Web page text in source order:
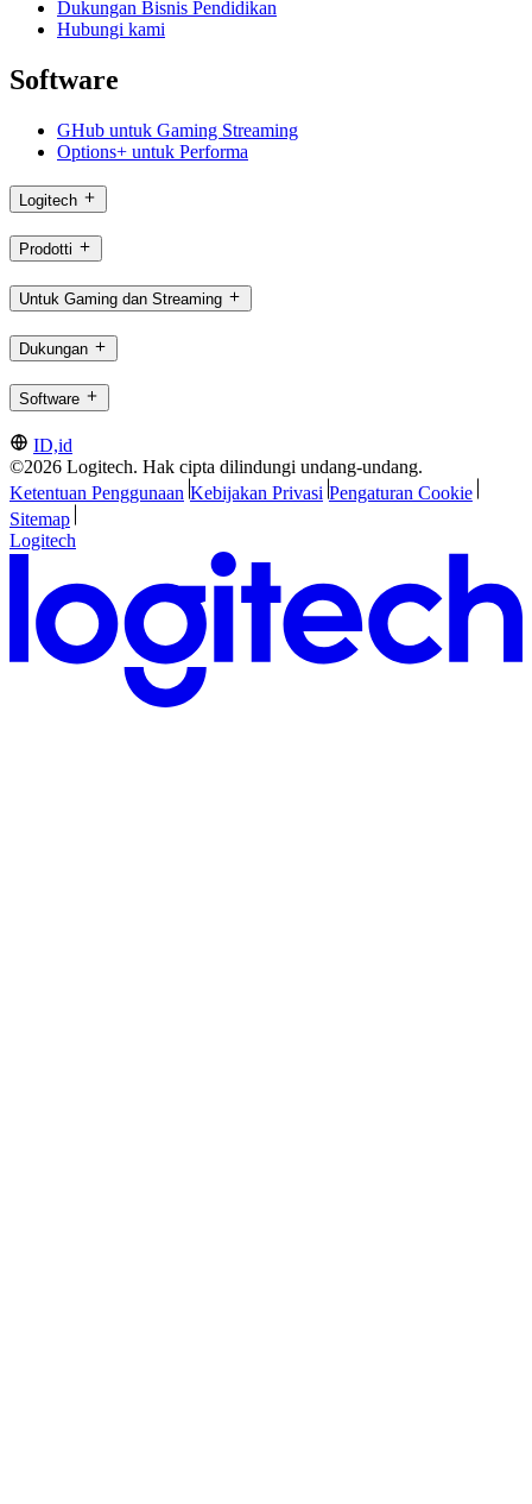
Dukungan Bisnis Pendidikan
Hubungi kami
Software
GHub untuk Gaming Streaming
Options+ untuk Performa
Logitech
Prodotti
Untuk Gaming dan Streaming
Dukungan
Software
ID,id
©2026 Logitech. Hak cipta dilindungi undang-undang.
Ketentuan Penggunaan Kebijakan Privasi Pengaturan Cookie
Sitemap
Logitech